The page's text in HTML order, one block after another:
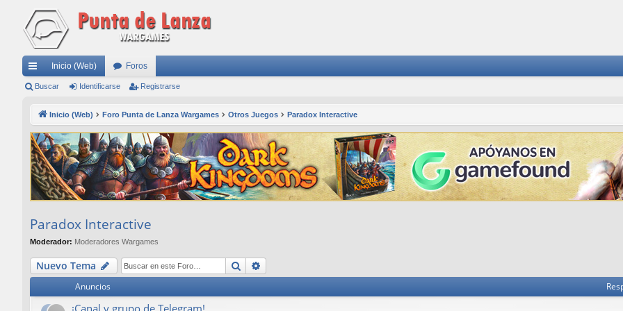
nl
rá
pi
do
Inicio (Web) Foros
Buscar Identificarse Registrarse
Inicio (Web) Foro Punta de Lanza Wargames Otros Juegos Paradox Interactive
Paradox Interactive
Moderador: Moderadores Wargames
Nuevo Tema Buscar
Anuncios